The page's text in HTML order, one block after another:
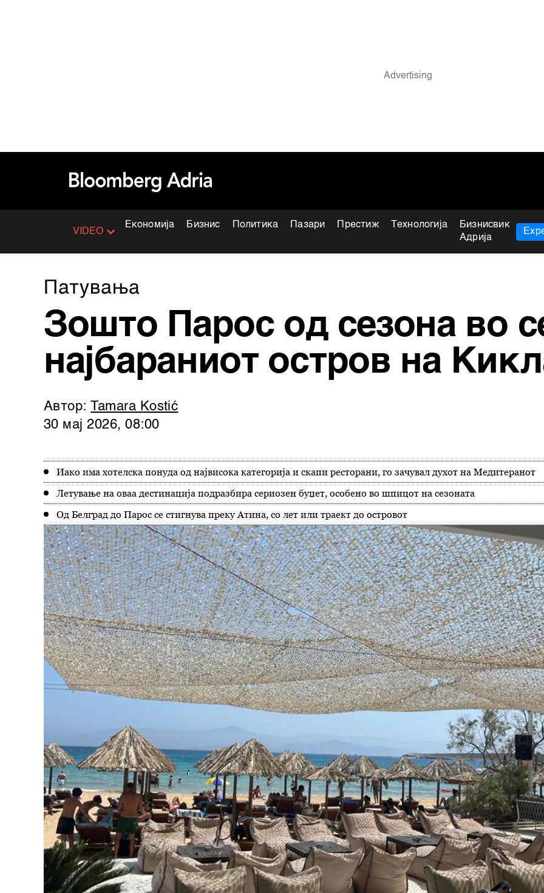
VIDEO
Економија Бизнис Политика Пазари Престиж Технологија
Бизнисвик
Адрија
Патувањa
Зошто Парос од сезона во
најбараниот остров на
Автор:
Tamara Kostić
30 мај 2026, 08:00
Иако има хотелска понуда од највисока категорија и скапи ресторани, го зачувал духот на Медитеранот
Летување на оваа дестинација подразбира сериозен буџет, особено во шпицот на сезоната
Од Белград до Парос се стигнува преку Атина, со лет или траект до островот